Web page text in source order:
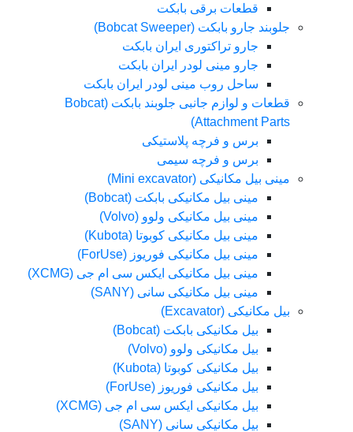
قطعات برقی بابکت
جلوبند جارو بابکت (Bobcat Sweeper)
جارو تراکتوری ایران بابکت
جارو مینی لودر ایران بابکت
ساحل روب مینی لودر ایران بابکت
قطعات و لوازم جانبی جلوبند بابکت (Bobcat
Attachment Parts)
برس و فرچه پلاستیکی
برس و فرچه سیمی
مینی بیل مکانیکی (Mini excavator)
مینی بیل مکانیکی بابکت (Bobcat)
مینی بیل مکانیکی ولوو (Volvo)
مینی بیل مکانیکی کوبوتا (Kubota)
مینی بیل مکانیکی فوریوز (ForUse)
مینی بیل مکانیکی ایکس سی ام جی (XCMG)
مینی بیل مکانیکی سانی (SANY)
بیل مکانیکی (Excavator)
بیل مکانیکی بابکت (Bobcat)
بیل مکانیکی ولوو (Volvo)
بیل مکانیکی کوبوتا (Kubota)
بیل مکانیکی فوریوز (ForUse)
بیل مکانیکی ایکس سی ام جی (XCMG)
بیل مکانیکی سانی (SANY)